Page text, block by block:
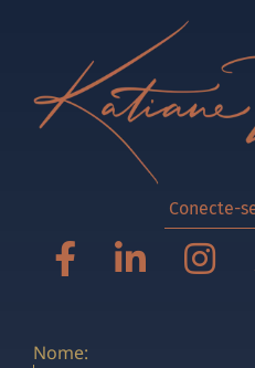
Conecte-
Nome: